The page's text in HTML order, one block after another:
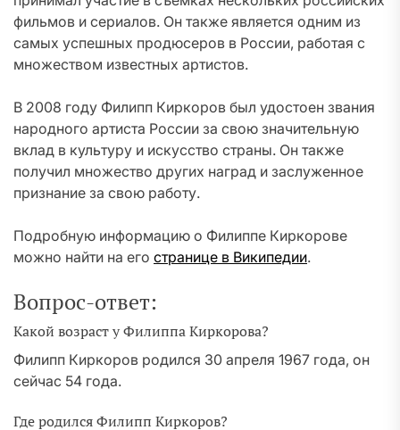
фильмов и сериалов. Он также является одним из
самых успешных продюсеров в России, работая с
множеством известных артистов.
В 2008 году Филипп Киркоров был удостоен звания
народного артиста России за свою значительную
вклад в культуру и искусство страны. Он также
получил множество других наград и заслуженное
признание за свою работу.
Подробную информацию о Филиппе Киркорове
можно найти на его странице в Википедии.
Вопрос-ответ:
Какой возраст у Филиппа Киркорова?
Филипп Киркоров родился 30 апреля 1967 года, он
сейчас 54 года.
Где родился Филипп Киркоров?